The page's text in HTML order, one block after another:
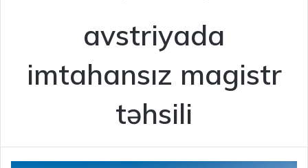
avstriyada
imtahansız magistr
təhsili